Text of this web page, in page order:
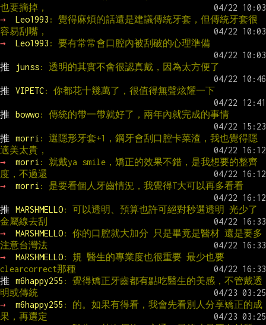
也要摘掉，
→
Leo1993 : 覺得麻煩的話還是建議傳統牙套，但傳統牙套很
容易刮嘴，
→
Leo1993 : 要有常常會口腔內被刮破的心理準備
推 junss: 透明的其實不會很認真戴，因為太方便了
推 VIPETC: 你都花十幾萬了，很值得無聲炫耀一下
推 bowwo: 傳統的帶一帶就好了，兩年內就完成的事情
推 morri : 選隱形牙套+1，鋼牙會刮口腔卡菜渣，我也覺得隱
適美太貴，
→
morri : 就戴ya smile，矯正的效果不錯，是我想要的整齊
度，不過還
→
morri : 是要看個人牙齒情況，我覺得T大可以再多看看
推 MARSHMELLO: 可以透明、預算也許可絕對秒選透明 光少了
金屬線去刮
→
MARSHMELLO: 你的口腔就大加分 只是畢竟是醫材 還是要多
注意台灣法
→
MARSHMELLO: 規 醫生的專業度也很重要 最少也要
clearcorrect那種
推
m6happy255 : 覺得矯正牙齒都有點吃醫生的美感，不管戴透
明或傳統
→
m6happy255 : 的。如果有得看，我會先看別人分享矯正的成
果，再選定